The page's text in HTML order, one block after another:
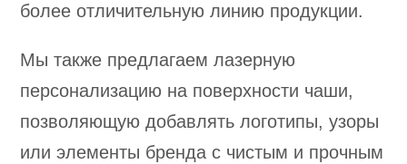
более отличительную линию продукции.
Мы также предлагаем лазерную
персонализацию на поверхности чаши,
позволяющую добавлять логотипы, узоры
или элементы бренда с чистым и прочным